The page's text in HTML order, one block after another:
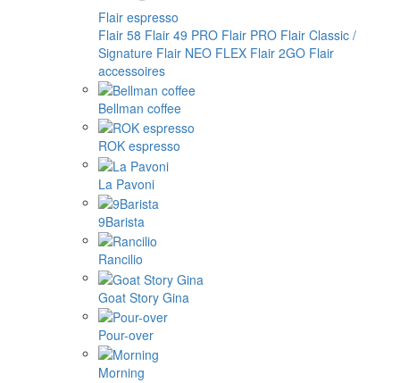
Flair espresso
Flair 58 Flair 49 PRO Flair PRO Flair Classic /
Signature Flair NEO FLEX Flair 2GO Flair
accessoires
Bellman coffee
ROK espresso
La Pavoni
9Barista
Rancilio
Goat Story Gina
Pour-over
Morning